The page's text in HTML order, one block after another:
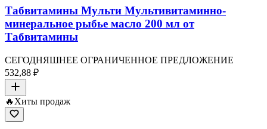
Табвитамины Мульти Мультивитаминно-
минеральное рыбье масло 200 мл от
Табвитамины
СЕГОДНЯШНЕЕ ОГРАНИЧЕННОЕ ПРЕДЛОЖЕНИЕ
532,88 ₽
🔥 Хиты продаж